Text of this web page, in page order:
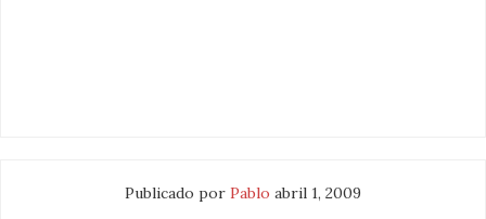
Publicado por Pablo abril 1, 2009